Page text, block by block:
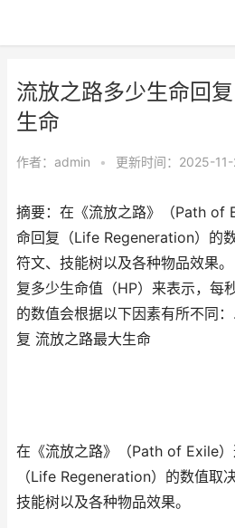
流放之路多少生命回
生命
作者： admin • 更新时间：2025-11-
摘要：在《流放之路》（Path of
命回复（Life Regeneration）的
符文、技能树以及各种物品效果
复多少生命值（HP）来表示，每
的数值会根据以下因素有所不同
复 流放之路最大生命
在《流放之路》（Path of Exile
（Life Regeneration）的数值取
技能树以及各种物品效果。